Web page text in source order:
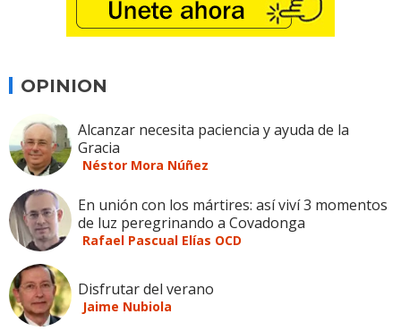
OPINION
Alcanzar necesita paciencia y ayuda de la
Gracia
Néstor Mora Núñez
En unión con los mártires: así viví 3 momentos
de luz peregrinando a Covadonga
Rafael Pascual Elías OCD
Disfrutar del verano
Jaime Nubiola